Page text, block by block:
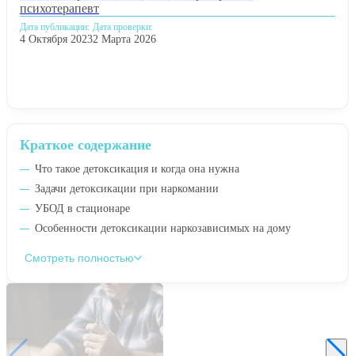
Краткое содержание
Что такое детоксикация и когда она нужна
Задачи детоксикации при наркомании
УБОД в стационаре
Особенности детоксикации наркозависимых на дому
Смотреть полностью
психотерапевт
Дата публикации:
4 Октября 2023
Дата проверки:
2 Марта 2026